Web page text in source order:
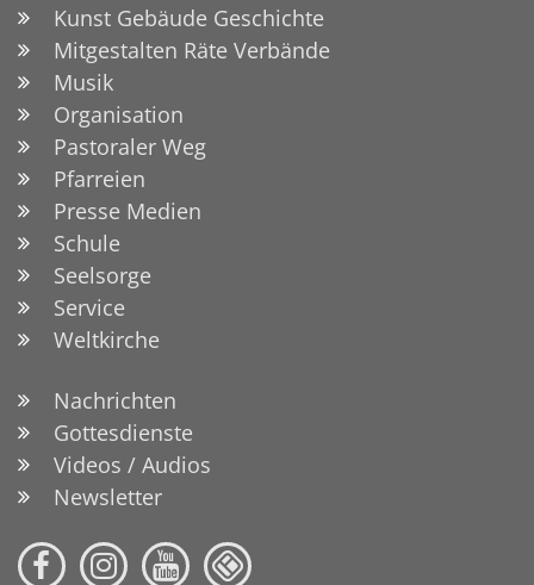
Kunst Gebäude Geschichte
Mitgestalten Räte Verbände
Musik
Organisation
Pastoraler Weg
Pfarreien
Presse Medien
Schule
Seelsorge
Service
Weltkirche
Nachrichten
Gottesdienste
Videos / Audios
Newsletter